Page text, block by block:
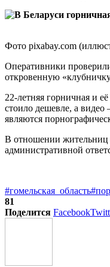
Фото pixabay.com
Оперативники
откровенную
22-летняя горничная и
стоило дешевле, а
являются
В отношении жительниц
административной
#гомельская_область
81
Поделится Facebook